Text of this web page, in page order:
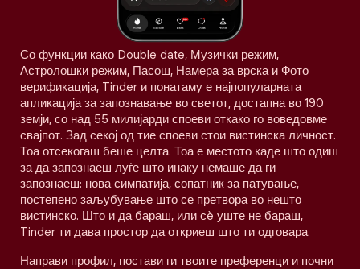
Со функции како Double date, Музички режим,
Астролошки режим, Пасош, Намера за врска и Фото
верификација, Tinder и понатаму е најпопуларната
апликација за запознавање во светот, достапна во 190
земји, со над 55 милијарди споеви откако го воведовме
свајпот. Зад секој од тие споеви стои вистинска личност.
Тоа отсекогаш беше целта. Тоа е местото каде што одиш
за да запознаеш луѓе што инаку немаше да ги
запознаеш: нова симпатија, сопатник за патување,
постепено заљубување што се претвора во нешто
вистинско. Што и да бараш, или сè уште не бараш,
Tinder ти дава простор да откриеш што ти одговара.
Направи профил, постави ги твоите преференци и почни